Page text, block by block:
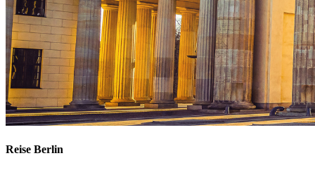
Reise Berlin